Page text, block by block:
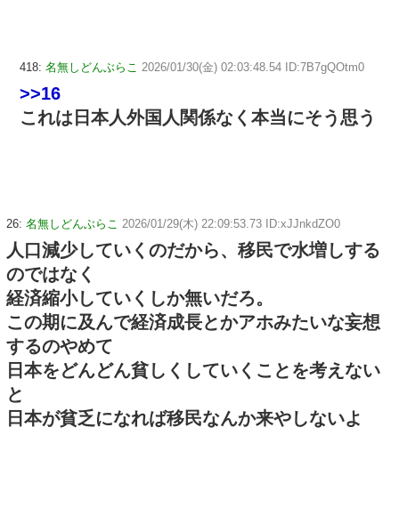
418: 名無しどんぶらこ 2026/01/30(金) 02:03:48.54 ID:7B7gQOtm0
>>16
これは日本人外国人関係なく本当にそう思う
26: 名無しどんぶらこ 2026/01/29(木) 22:09:53.73 ID:xJJnkdZO0
人口減少していくのだから、移民で水増しする
のではなく
経済縮小していくしか無いだろ。
この期に及んで経済成長とかアホみたいな妄想
するのやめて
日本をどんどん貧しくしていくことを考えない
と
日本が貧乏になれば移民なんか来やしないよ